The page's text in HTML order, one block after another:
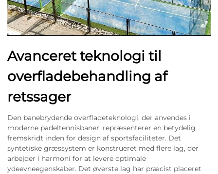
Avanceret teknologi til
overfladebehandling af
retssager
Den banebrydende overfladeteknologi, der anvendes i
moderne padeltennisbaner, repræsenterer en betydelig
fremskridt inden for design af sportsfaciliteter. Det
syntetiske græssystem er konstrueret med flere lag, der
arbejder i harmoni for at levere optimale
ydeevneegenskaber. Det øverste lag har præcist placeret